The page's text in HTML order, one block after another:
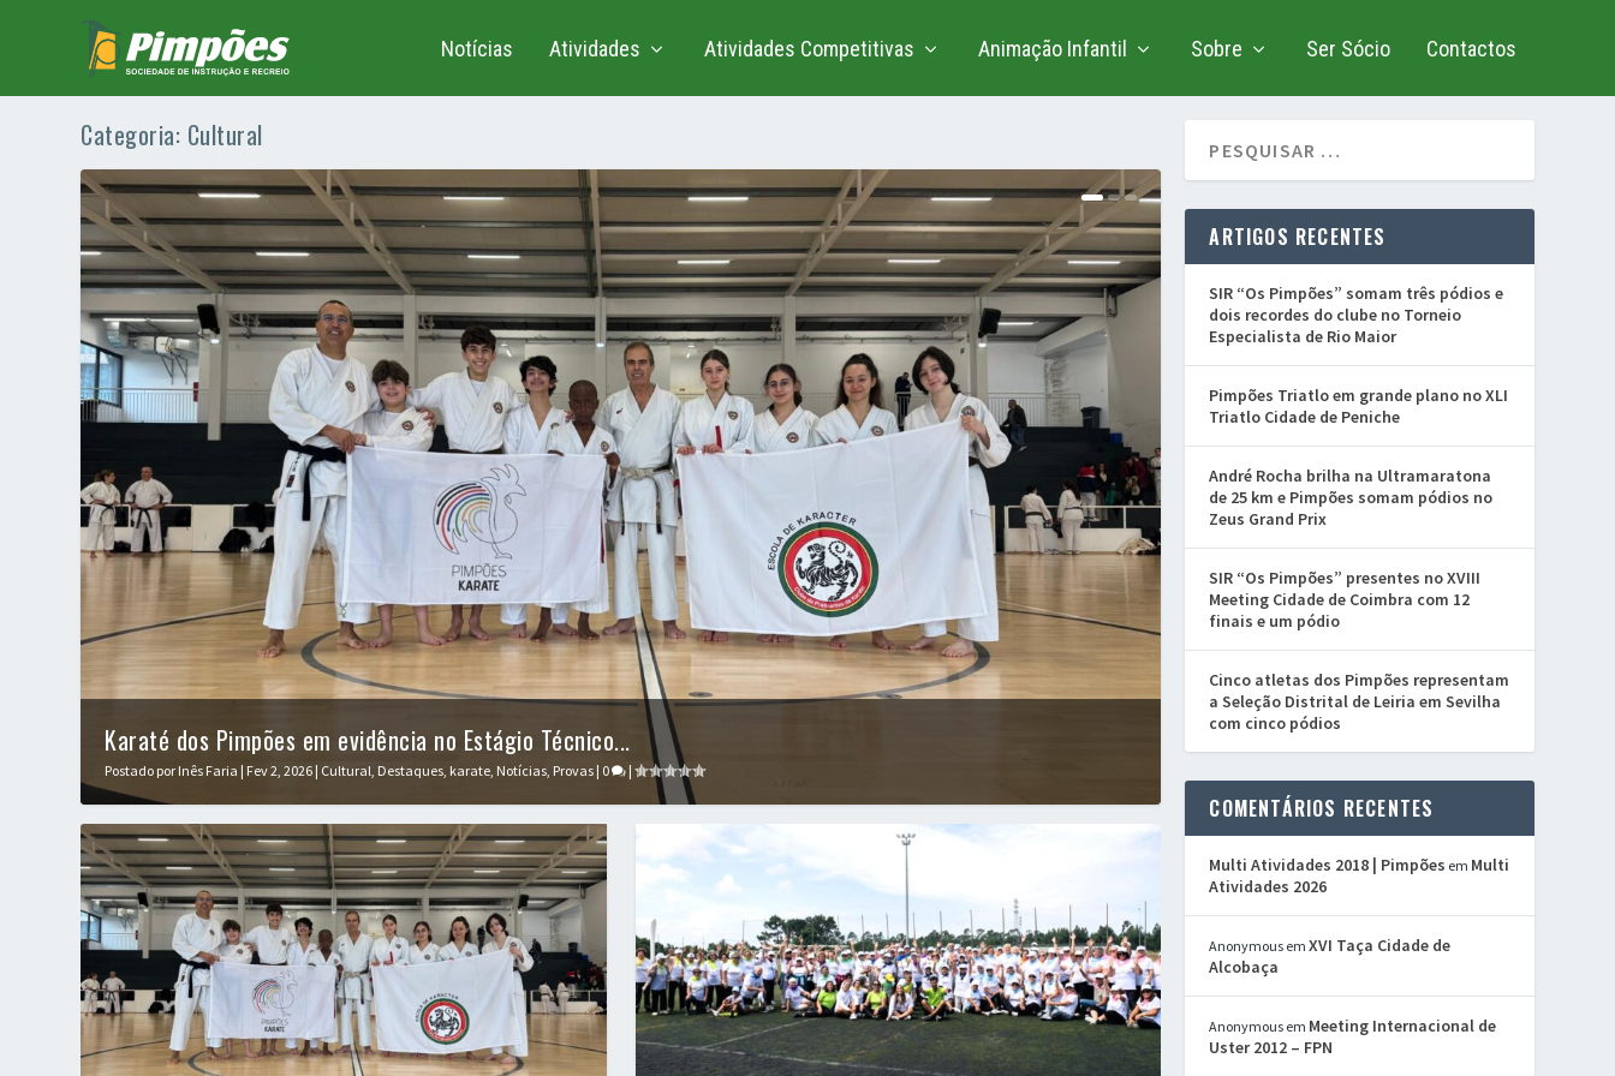
Notícias Atividades Atividades Competitivas Animação Infantil Sobre Ser Sócio Contactos
Categoria: Cultural
Karaté dos Pimpões em evidência no Estágio Técnico...
Postado por Inês Faria | Fev 2, 2026 | Cultural Destaques karate Notícias Provas | 0 |
ARTIGOS RECENTES
SIR “Os Pimpões” somam três pódios e
dois recordes do clube no Torneio
Especialista de Rio Maior
Pimpões Triatlo em grande plano no XLI
Triatlo Cidade de Peniche
André Rocha brilha na Ultramaratona
de 25 km e Pimpões somam pódios no
Zeus Grand Prix
SIR “Os Pimpões” presentes no XVIII
Meeting Cidade de Coimbra com 12
finais e um pódio
Cinco atletas dos Pimpões representam
a Seleção Distrital de Leiria em Sevilha
com cinco pódios
COMENTÁRIOS RECENTES
Multi Atividades 2018 | Pimpões em Multi
Atividades 2026
Anonymous emXVI Taça Cidade de
Alcobaça
Anonymous em Meeting Internacional de
Uster 2012 – FPN